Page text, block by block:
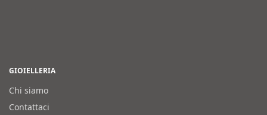
GIOIELLERIA
Chi siamo
Contattaci